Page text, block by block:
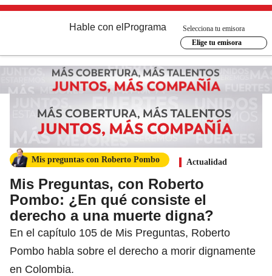
Hable con el Programa
Selecciona tu emisora
Elige tu emisora
Mis preguntas con Roberto Pombo Actualidad
Mis Preguntas, con Roberto
Pombo: ¿En qué consiste el
derecho a una muerte digna?
En el capítulo 105 de Mis Preguntas, Roberto
Pombo habla sobre el derecho a morir dignamente
en Colombia.